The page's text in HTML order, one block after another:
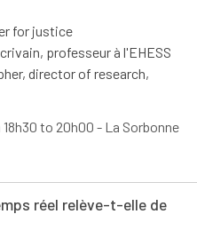
for justice
professeur à l'EHESS
director of research,
to 20h00 - La Sorbonne
réel relève-t-elle de